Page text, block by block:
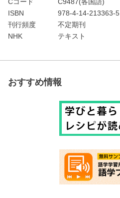
ISBN
978-4-14-213363-5
刊行頻度
不定期刊
NHK
テキスト
おすすめ情報